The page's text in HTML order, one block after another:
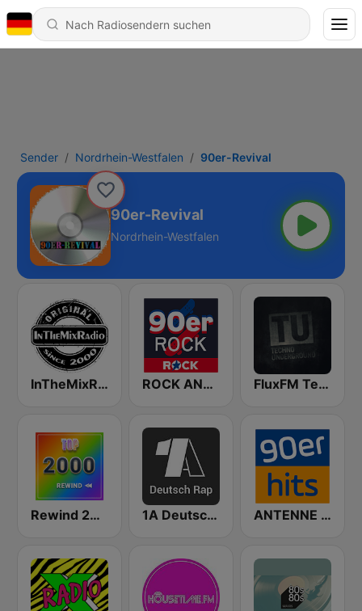
Sender Nordrhein-Westfalen 90er-Revival
90er-Revival
Nordrhein-Westfalen
InTheMixRadio ROCK ANTENNE 90er Rock FluxFM Techno Underground
Rewind 2000's 1A Deutsch Rap ANTENNE NRW 90er Hits